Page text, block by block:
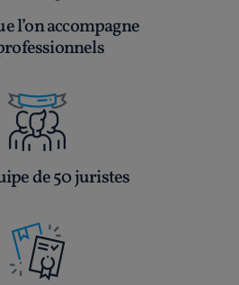
l’on accompagne
de 50 juristes